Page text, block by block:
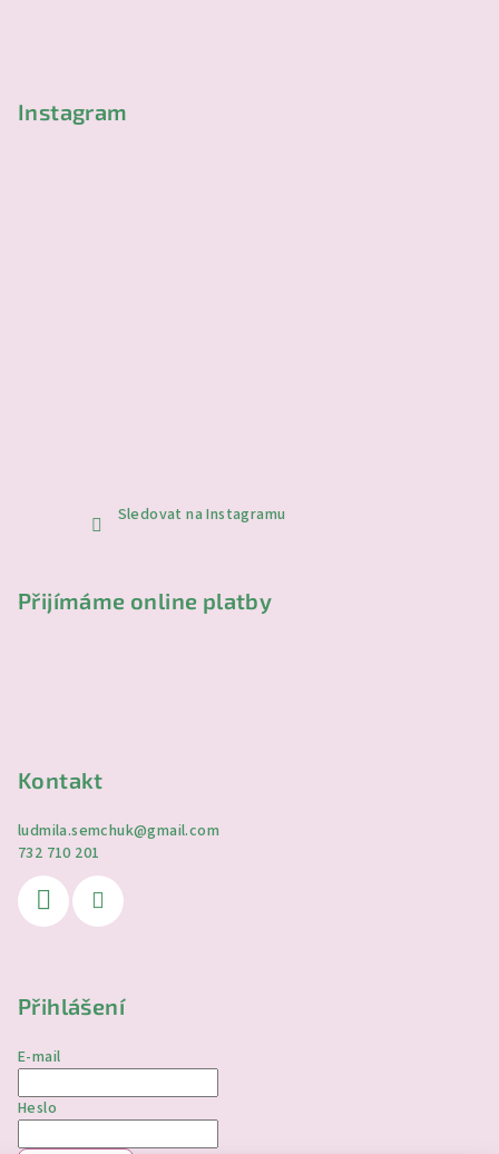
Instagram
Sledovat na Instagramu
Přijímáme online platby
Kontakt
ludmila.semchuk@gmail.com
732 710 201
Přihlášení
E-mail
Heslo